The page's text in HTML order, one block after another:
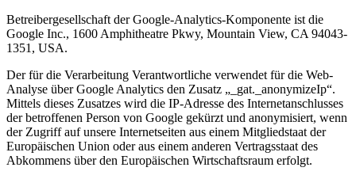
Betreibergesellschaft der Google-Analytics-Komponente ist die
Google Inc., 1600 Amphitheatre Pkwy, Mountain View, CA 94043-
1351, USA.
Der für die Verarbeitung Verantwortliche verwendet für die Web-
Analyse über Google Analytics den Zusatz „_gat._anonymizeIp“.
Mittels dieses Zusatzes wird die IP-Adresse des Internetanschlusses
der betroffenen Person von Google gekürzt und anonymisiert, wenn
der Zugriff auf unsere Internetseiten aus einem Mitgliedstaat der
Europäischen Union oder aus einem anderen Vertragsstaat des
Abkommens über den Europäischen Wirtschaftsraum erfolgt.